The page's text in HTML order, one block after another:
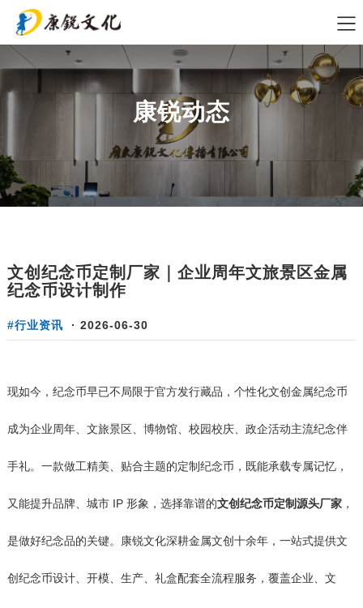
康锐动态
文创纪念币定制厂家｜企业周年文旅景区金属
纪念币设计制作
#行业资讯 · 2026-06-30
现如今，纪念币早已不局限于官方发行藏品，个性化文创金属纪念币
成为企业周年、文旅景区、博物馆、校园校庆、政企活动主流纪念伴
手礼。一款做工精美、贴合主题的定制纪念币，既能承载专属记忆，
又能提升品牌、城市 IP 形象，选择靠谱的文创纪念币定制源头厂家，
是做好纪念品的关键。康锐文化深耕金属文创十余年，一站式提供文
创纪念币设计、开模、生产、礼盒配套全流程服务，覆盖企业、文